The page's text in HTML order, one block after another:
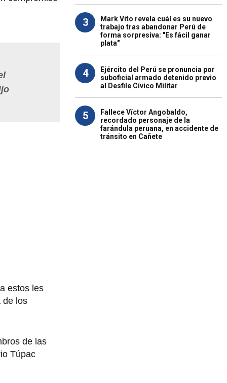
estos les
de los
de las
Túpac
3
Mark Vito revela cuál es su nuevo
trabajo tras abandonar Perú de
forma sorpresiva: "Es fácil ganar
plata"
4
Ejército del Perú se pronuncia por
suboficial armado detenido previo
al Desfile Cívico Militar
5
Fallece Víctor Angobaldo,
recordado personaje de la
farándula peruana, en accidente de
tránsito en Cañete